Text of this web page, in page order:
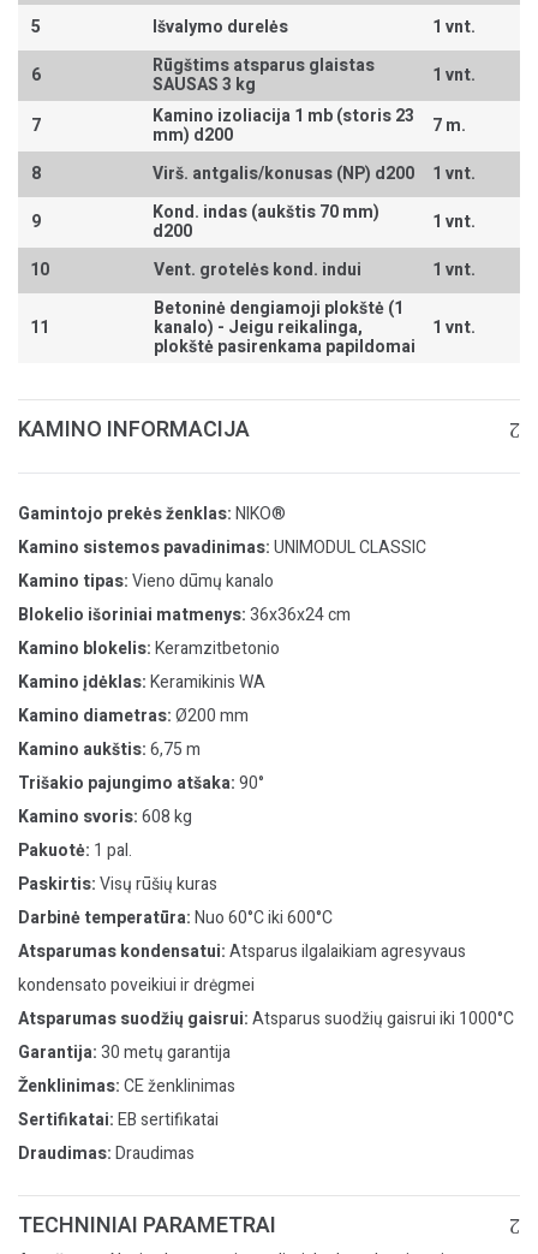
5
Išvalymo durelės
1 vnt.
6
Rūgštims atsparus glaistas
SAUSAS 3 kg
1 vnt.
7
Kamino izoliacija 1 mb (storis 23
mm) d200
7 m.
8
Virš. antgalis/konusas (NP) d200
1 vnt.
9
Kond. indas (aukštis 70 mm)
d200
1 vnt.
10
Vent. grotelės kond. indui 1 vnt.
11
Betoninė dengiamoji plokštė (1
kanalo) - Jeigu reikalinga,
plokštė pasirenkama papildomai
1 vnt.
KAMINO INFORMACIJA
Gamintojo prekės ženklas:NIKO®
Kamino sistemos pavadinimas:UNIMODUL CLASSIC
Kamino tipas:Vieno dūmų kanalo
Blokelio išoriniai matmenys:36x36x24 cm
Kamino blokelis:Keramzitbetonio
Kamino įdėklas:Keramikinis WA
Kamino diametras:Ø200 mm
Kamino aukštis:6,75 m
Trišakio pajungimo atšaka:90°
Kamino svoris:608 kg
Pakuotė: 1 pal.
Paskirtis:Visų rūšių kuras
Darbinė temperatūra:Nuo 60°C iki 600°C
Atsparumas kondensatui:Atsparus ilgalaikiam agresyvaus
kondensato poveikiui ir drėgmei
Atsparumas suodžių gaisrui:Atsparus suodžių gaisrui iki 1000°C
Garantija:30 metų garantija
Ženklinimas:CE ženklinimas
Sertifikatai:EB sertifikatai
Draudimas:Draudimas
TECHNINIAI PARAMETRAI